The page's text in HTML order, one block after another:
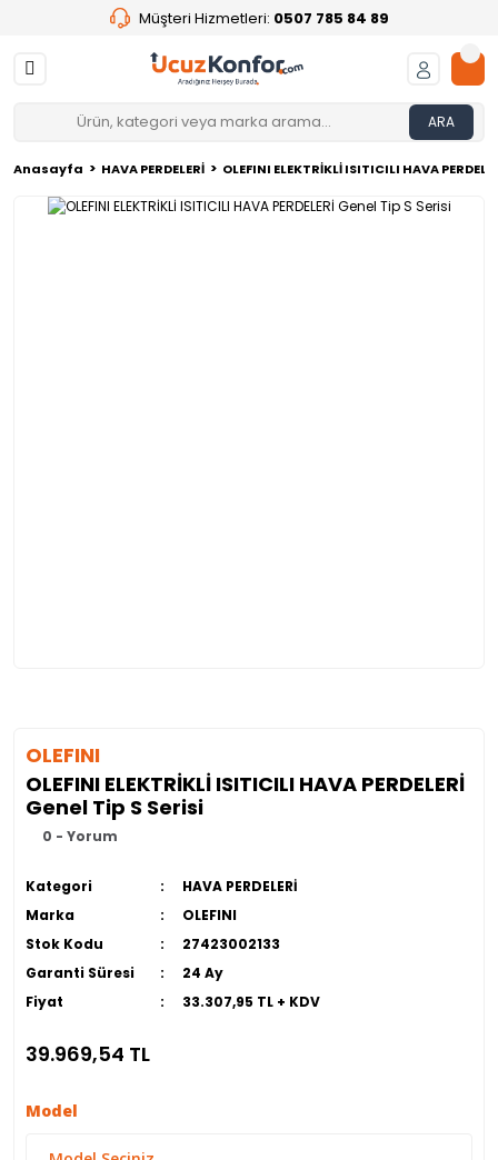
Müşteri Hizmetleri: 0507 785 84 89
ARA
Anasayfa HAVA PERDELERİ OLEFINI ELEKTRİKLİ ISITICILI HAVA
OLEFINI
OLEFINI ELEKTRİKLİ ISITICILI HAVA PERDELERİ
Genel Tip S Serisi
0 - Yorum
Kategori
HAVA PERDELERİ
Marka
OLEFINI
Stok Kodu
27423002133
Garanti Süresi
24 Ay
Fiyat
33.307,95 TL + KDV
39.969,54 TL
Model